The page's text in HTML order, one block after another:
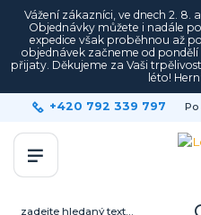
Vážení zákazníci, ve dnech 2. 8.
Objednávky můžete i nadále
expedice však proběhnou až
objednávek začneme od
přijaty. Děkujeme za Vaši
léto!
+420 792 339 797 Po